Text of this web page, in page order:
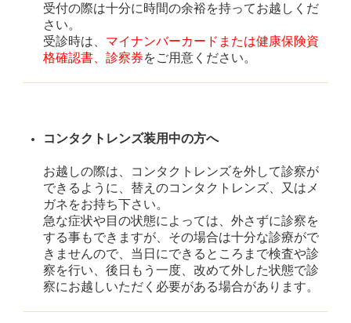
受付の際は十分に時間の余裕を持ってお越しくだ
さい。
受診時は、 マイナンバーカードまたは健康保険資
格確認書 、診察券をご用意ください。
コンタクトレンズ装用中の方へ
お越しの際は、コンタクトレンズを外して診察が
できるように、替えのコンタクトレンズ、又はメ
ガネをお持ち下さい。
急な症状や目の状態によっては、外さずに診察を
する事もできますが、その場合は十分な診療がで
きませんので、当日にできるところまで検査や診
察を行い、後日もう一度、改めて外した状態で診
察にお越しいただく必要がある場合があります。